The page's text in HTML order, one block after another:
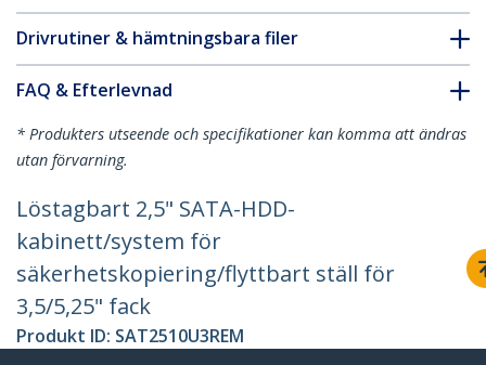
Drivrutiner & hämtningsbara filer
FAQ & Efterlevnad
* Produkters utseende och specifikationer kan komma att ändras
utan förvarning.
Löstagbart 2,5" SATA-HDD-
kabinett/system för
säkerhetskopiering/flyttbart ställ för
3,5/5,25" fack
Produkt ID: SAT2510U3REM